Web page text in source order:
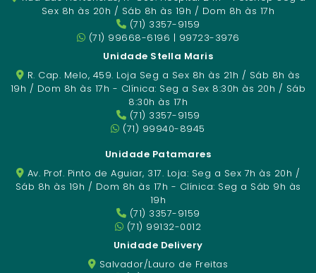
Sex 8h às 20h / Sáb 8h às 19h / Dom 8h às 17h
(71) 3357-9159
(71) 99668-6196 | 99723-3976
Unidade Stella Maris
R. Cap. Melo, 459. Loja Seg a Sex 8h às 21h / Sáb 8h às
19h / Dom 8h às 17h - Clínica: Seg a Sex 8:30h às 20h / Sáb
8:30h às 17h
(71) 3357-9159
(71) 99940-8945
Unidade Patamares
Av. Prof. Pinto de Aguiar, 317. Loja: Seg a Sex 7h às 20h /
Sáb 8h às 19h / Dom 8h às 17h - Clínica: Seg a Sáb 9h às
19h
(71) 3357-9159
(71) 99132-0012
Unidade Delivery
Salvador/Lauro de Freitas